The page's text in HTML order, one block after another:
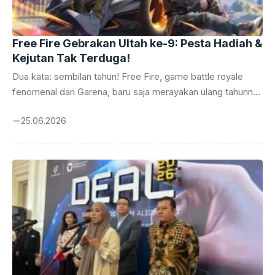
Free Fire Gebrakan Ultah ke-9: Pesta Hadiah &
Kejutan Tak Terduga!
Dua kata: sembilan tahun! Free Fire, game battle royale
fenomenal dari Garena, baru saja merayakan ulang tahunnya
euforia. Sebagai bentuk apresiasi kepada jutaan pemain
perayaan yang tak hanya meriah, tetapi juga bertabur hadiah
menggiurkan. Ini bukan sekadar perayaan biasa, melainkan
sebuah pesta besar yang dirancang untuk memberikan
pengalaman tak terlupakan bagi para Survivors. Sejak
pertama kali menggebrak ...
25.06.2026